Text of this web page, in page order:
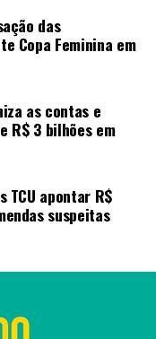
das
Copa Feminina em
as contas e
R$ 3 bilhões em
TCU apontar R$
suspeitas